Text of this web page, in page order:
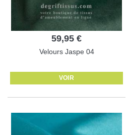
59,95 €
Velours Jaspe 04
VOIR